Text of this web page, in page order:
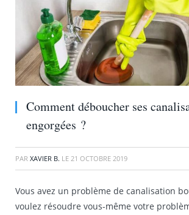
Comment déboucher ses
engorgées ?
PAR XAVIER B. LE 21 OCTOBRE 2019
Vous avez un problème de canalisation
voulez résoudre vous-même votre